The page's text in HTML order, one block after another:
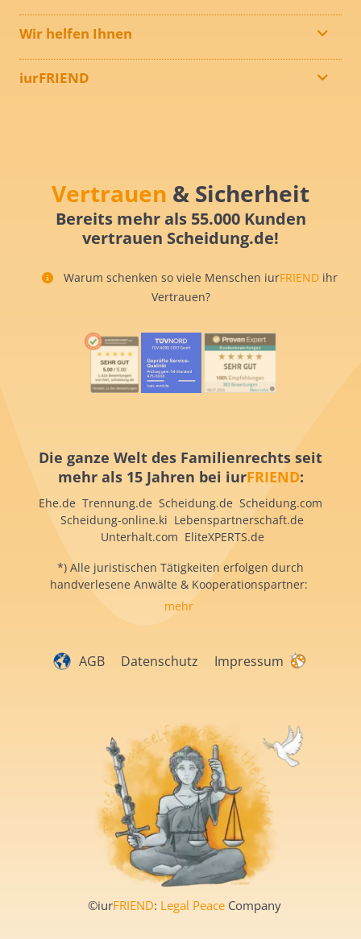
Wir helfen Ihnen
iurFRIEND
Vertrauen & Sicherheit
Bereits mehr als 55.000 Kunden
vertrauen Scheidung.de!
Warum schenken so viele Menschen iurFRIEND ihr
Vertrauen?
Die ganze Welt des Familienrechts seit
mehr als 15 Jahren bei iurFRIEND:
Ehe.de Trennung.de Scheidung.de Scheidung.com
Scheidung-online.ki Lebenspartnerschaft.de
Unterhalt.com EliteXPERTS.de
*) Alle juristischen Tätigkeiten erfolgen durch
handverlesene Anwälte & Kooperationspartner:
mehr
AGB Datenschutz Impressum
©iurFRIEND: Legal Peace Company